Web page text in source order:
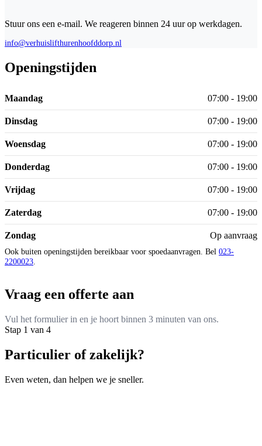
Stuur ons een e-mail. We reageren binnen 24 uur op werkdagen.
info@verhuislifthurenhoofddorp.nl
Openingstijden
Maandag 07:00 - 19:00
Dinsdag 07:00 - 19:00
Woensdag 07:00 - 19:00
Donderdag 07:00 - 19:00
Vrijdag 07:00 - 19:00
Zaterdag 07:00 - 19:00
Zondag Op aanvraag
Ook buiten openingstijden bereikbaar voor spoedaanvragen. Bel 023-
2200023
Vraag een offerte aan
Vul het formulier in en je hoort binnen 3 minuten van ons.
Stap 1 van 4
Particulier of zakelijk?
Even weten, dan helpen we je sneller.